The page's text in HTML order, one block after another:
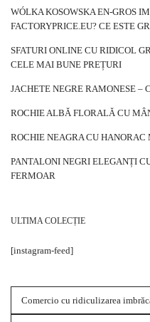
WÓLKA KOSOWSKA EN-GROS
FACTORYPRICE.EU? CE ESTE
SFATURI ONLINE CU RIDICOL
CELE MAI BUNE PREȚURI
JACHETE NEGRE RAMONESE –
ROCHIE ALBĂ FLORALĂ CU
ROCHIE NEAGRA CU
PANTALONI NEGRI ELEGANȚI
FERMOAR
ULTIMA COLECȚIE
[instagram-feed]
Comercio cu ridiculizarea